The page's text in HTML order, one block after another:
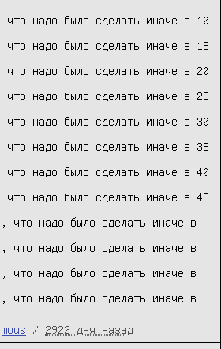
надо было сделать иначе в 10
надо было сделать иначе в 15
надо было сделать иначе в 20
надо было сделать иначе в 25
надо было сделать иначе в 30
надо было сделать иначе в 35
надо было сделать иначе в 40
надо было сделать иначе в 45
что надо было сделать иначе в
что надо было сделать иначе в
что надо было сделать иначе в
что надо было сделать иначе в
/ 2922 дня назад